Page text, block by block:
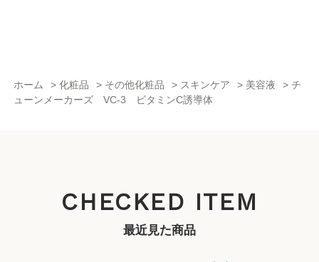
ホーム >化粧品 > その他化粧品 > スキンケア > 美容液 > チ
ューンメーカーズ VC-3 ビタミンC誘導体
CHECKED ITEM
最近見た商品